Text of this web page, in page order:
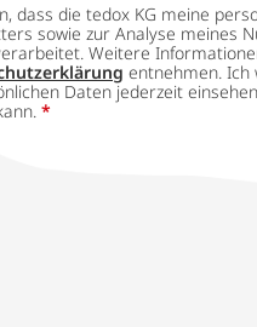
dass die tedox KG meine
sowie zur Analyse meines
Weitere
entnehmen. Ich
Daten jederzeit
*